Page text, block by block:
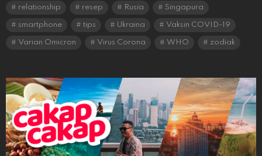
relationship resep Rusia Singapura
smartphone tips Ukraina Vaksin COVID-19
Varian Omicron Virus Corona WHO zodiak